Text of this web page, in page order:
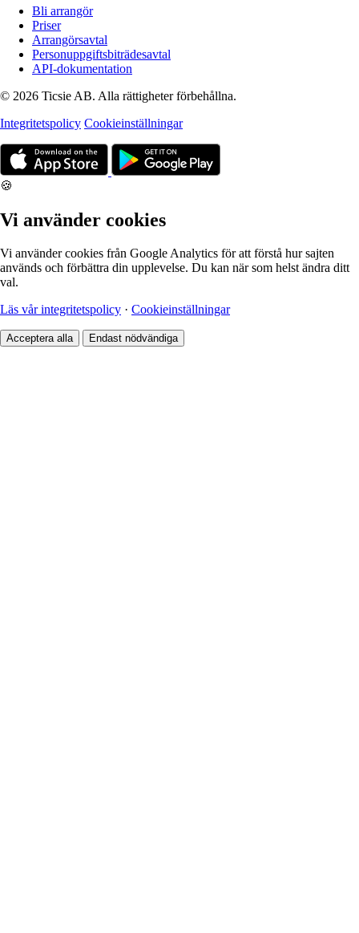
Bli arrangör
Priser
Arrangörsavtal
Personuppgiftsbiträdesavtal
API-dokumentation
© 2026 Ticsie AB. Alla rättigheter förbehållna.
Integritetspolicy Cookieinställningar
🍪
Vi använder cookies
Vi använder cookies från Google Analytics för att förstå hur sajten
används och förbättra din upplevelse. Du kan när som helst ändra ditt
val.
Läs vår integritetspolicy · Cookieinställningar
Acceptera alla Endast nödvändiga